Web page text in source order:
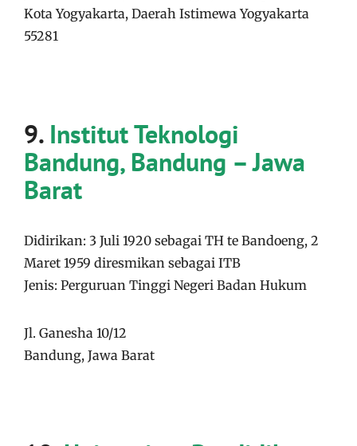
Kota Yogyakarta, Daerah Istimewa Yogyakarta
55281
9. Institut Teknologi
Bandung, Bandung – Jawa
Barat
Didirikan: 3 Juli 1920 sebagai TH te Bandoeng, 2
Maret 1959 diresmikan sebagai ITB
Jenis: Perguruan Tinggi Negeri Badan Hukum
Jl. Ganesha 10/12
Bandung, Jawa Barat